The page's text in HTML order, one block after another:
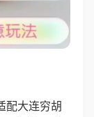
配大连穷胡